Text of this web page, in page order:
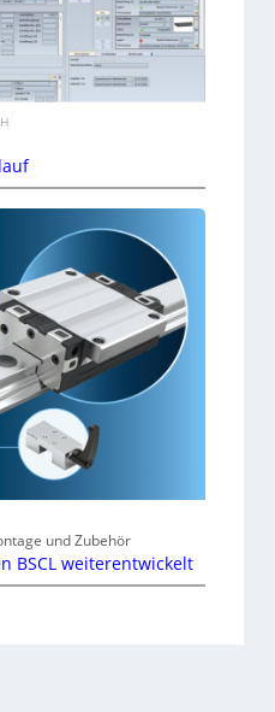
und Zubehör
BSCL weiterentwickelt